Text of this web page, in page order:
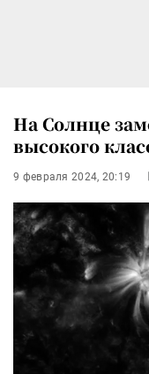
На Солнце
высокого
9 февраля 2024, 20:19